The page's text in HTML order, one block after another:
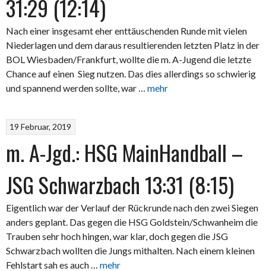
31:29 (12:14)
Nach einer insgesamt eher enttäuschenden Runde mit vielen
Niederlagen und dem daraus resultierenden letzten Platz in der
BOL Wiesbaden/Frankfurt, wollte die m. A-Jugend die letzte
Chance auf einen Sieg nutzen. Das dies allerdings so schwierig
und spannend werden sollte, war … mehr
19 Februar, 2019
m. A-Jgd.: HSG MainHandball –
JSG Schwarzbach 13:31 (8:15)
Eigentlich war der Verlauf der Rückrunde nach den zwei Siegen
anders geplant. Das gegen die HSG Goldstein/Schwanheim die
Trauben sehr hoch hingen, war klar, doch gegen die JSG
Schwarzbach wollten die Jungs mithalten. Nach einem kleinen
Fehlstart sah es auch … mehr